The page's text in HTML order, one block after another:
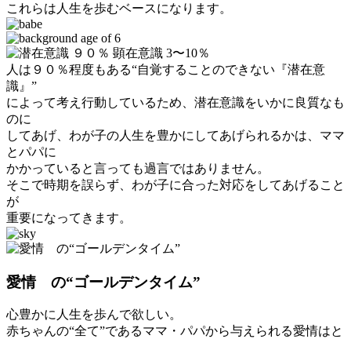
これらは人生を歩むベースになります。
人は９０％程度もある“自覚することのできない『潜在意
識』”
によって考え行動しているため、潜在意識をいかに良質なも
のに
してあげ、わが子の人生を豊かにしてあげられるかは、ママ
とパパに
かかっていると言っても過言ではありません。
そこで時期を誤らず、わが子に合った対応をしてあげること
が
重要になってきます。
愛情 の“ゴールデンタイム”
心豊かに人生を歩んで欲しい。
赤ちゃんの“全て”であるママ・パパから与えられる愛情はと